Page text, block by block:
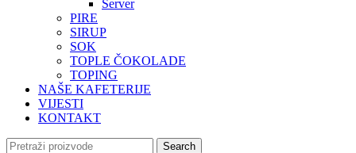
Server
PIRE
SIRUP
SOK
TOPLE ČOKOLADE
TOPING
NAŠE KAFETERIJE
VIJESTI
KONTAKT
Search